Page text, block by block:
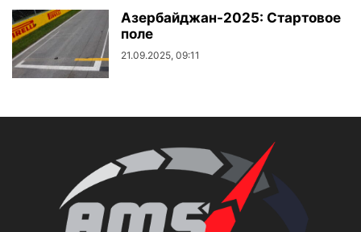
Азербайджан-2025: Стартовое
поле
21.09.2025, 09:11